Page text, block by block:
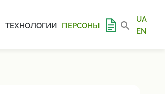
ТЕХНОЛОГИИ ПЕРСОНЫ
UA
EN